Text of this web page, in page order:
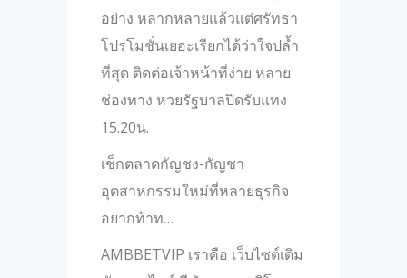
อย่าง หลากหลายแล้วแต่ศรัทธา
โปรโมชั่นเยอะเรียกได้ว่าใจปล้ำ
ที่สุด ติดต่อเจ้าหน้าที่ง่าย หลาย
ช่องทาง หวยรัฐบาลปิดรับแทง
15.20น.
เช็กตลาดกัญชง-กัญชา
อุตสาหกรรมใหม่ที่หลายธุรกิจ
อยากท้าท…
AMBBETVIP เราคือ เว็บไซต์เดิม